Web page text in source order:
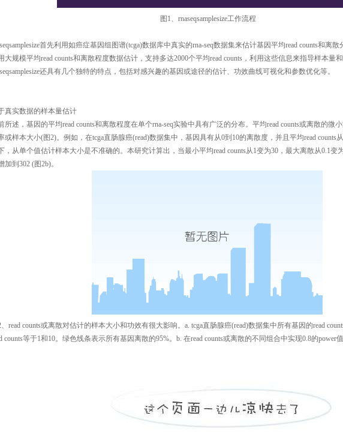
图 1、 rnaseqsamplesize工作流程
首先利用如癌症基因组图谱(tcga)数据库中真实的rna-seq数据集来估计基因平均read counts和离散
大规模平均read counts和离散程度数据估计，支持多达2000个平均read counts ，利用这些信息来指导样本量
还具有几个独特的特点，包括对感兴趣的基因或途径的估计、功效曲线可视化和参数优化等。
真实数据的样本量估计
所述，基因的平均read counts和离散程度在单个rna-seq实验中具有广泛的分布。平均read counts或离散的微
或样本大小(图2)。例如，在tcga直肠腺癌(read)数据集中，基因具有从0到 10的离散度，并且平均read counts从
，从单个值估计样本大小是不准确的。本研究计算出，当最小平均read counts从1变为30 ，最大离散从0.1变
加到 302 (图2b)。
、 read counts或离散对估计的样本大小和功效有很大影响。 a. tcga直肠腺癌(read)数据集中所有基因的read
counts等于1和10。绿色线条表示所有基因离散的95%。 b. 在read counts或离散的不同组合中实现0.8的power